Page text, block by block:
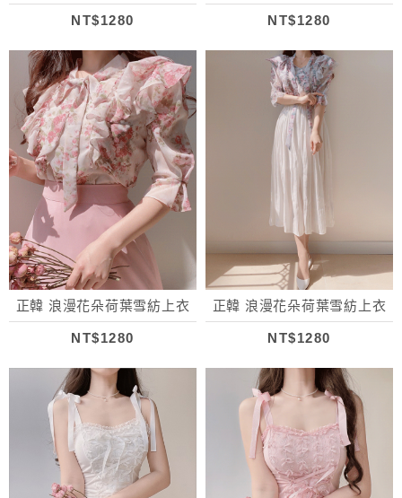
NT$1280 NT$1280
正韓 浪漫花朵荷葉雪紡上衣
NT$1280
正韓 浪漫花朵荷葉雪紡上衣
NT$1280